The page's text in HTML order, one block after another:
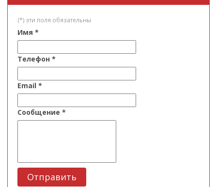
(*) эти поля обязательны
Имя *
Телефон *
Email *
Сообщение *
Отправить